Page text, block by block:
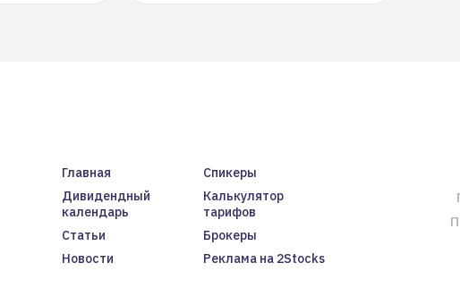
Главная
Спикеры
Дивидендный
календарь
Калькулятор
тарифов
Статьи
Брокеры
Новости
Реклама на 2Stocks